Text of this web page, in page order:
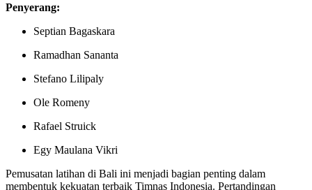
Penyerang:
Septian Bagaskara
Ramadhan Sananta
Stefano Lilipaly
Ole Romeny
Rafael Struick
Egy Maulana Vikri
Pemusatan latihan di Bali ini menjadi bagian penting dalam
membentuk kekuatan terbaik Timnas Indonesia. Pertandingan